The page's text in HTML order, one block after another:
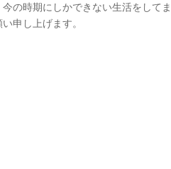
今の時期にしかできない生活をして
い申し上げます。